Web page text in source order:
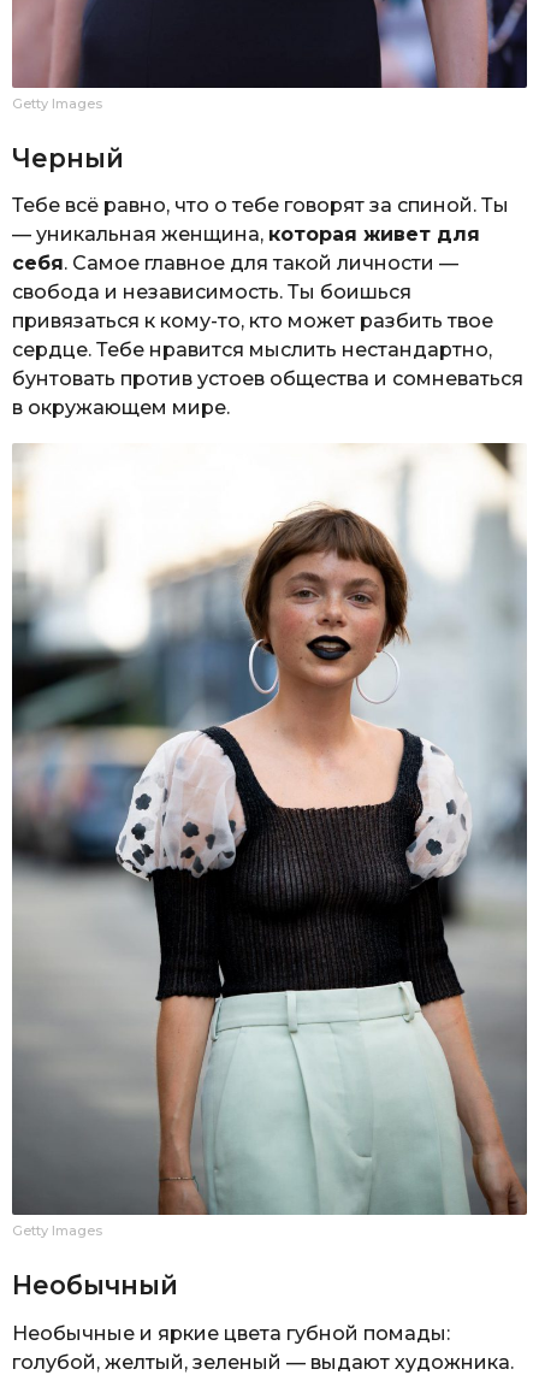
Getty Images
Черный
Тебе всё равно, что о тебе говорят за спиной. Ты
— уникальная женщина, которая живет для
себя. Самое главное для такой личности —
свобода и независимость. Ты боишься
привязаться к кому-то, кто может разбить твое
сердце. Тебе нравится мыслить нестандартно,
бунтовать против устоев общества и сомневаться
в окружающем мире.
Getty Images
Необычный
Необычные и яркие цвета губной помады:
голубой, желтый, зеленый — выдают художника.